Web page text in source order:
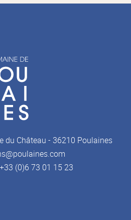
du Château - 36210 Poulaines
(0)6 73 01 15 23